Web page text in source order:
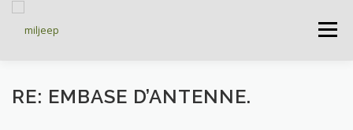
Menu
ACCUEIL ARTICLES PETITES ANNONCES
RE: EMBASE D’ANTENNE.